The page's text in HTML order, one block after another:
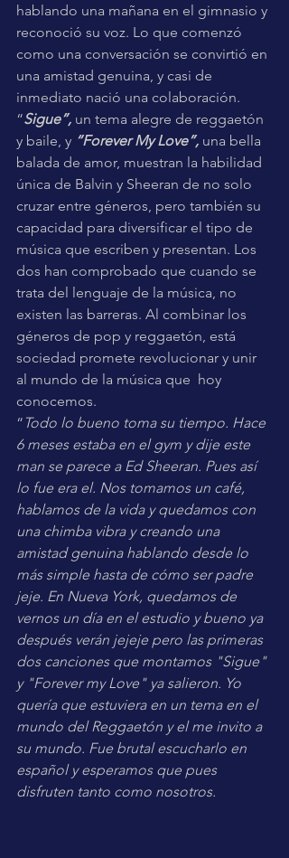
hablando una mañana en el gimnasio y
reconoció su voz. Lo que comenzó
como una conversación se convirtió en
una amistad genuina, y casi de
inmediato nació una colaboración.
“Sigue”, un tema alegre de reggaetón
y baile, y “Forever My Love”, una bella
balada de amor, muestran la habilidad
única de Balvin y Sheeran de no solo
cruzar entre géneros, pero también su
capacidad para diversificar el tipo de
música que escriben y presentan. Los
dos han comprobado que cuando se
trata del lenguaje de la música, no
existen las barreras. Al combinar los
géneros de pop y reggaetón, está
sociedad promete revolucionar y unir
al mundo de la música que  hoy
conocemos.
“ Todo lo bueno toma su tiempo. Hace
6 meses estaba en el gym y dije este
man se parece a Ed Sheeran. Pues así
lo fue era el. Nos tomamos un café,
hablamos de la vida y quedamos con
una chimba vibra y creando una
amistad genuina hablando desde lo
más simple hasta de cómo ser padre
jeje. En Nueva York, quedamos de
vernos un día en el estudio y bueno ya
después verán jejeje pero las primeras
dos canciones que montamos "Sigue"
y "Forever my Love" ya salieron. Yo
quería que estuviera en un tema en el
mundo del Reggaetón y el me invito a
su mundo. Fue brutal escucharlo en
español y esperamos que pues
disfruten tanto como nosotros.